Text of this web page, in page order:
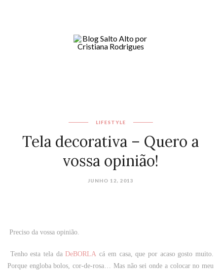
LIFESTYLE
Tela decorativa – Quero a
vossa opinião!
JUNHO 12, 2013
Preciso da vossa opinião.
Tenho esta tela daDeBORLA cá em casa, que por acaso gosto muito.
Porque engloba bolos, cor-de-rosa… Mas não sei onde a colocar no meu